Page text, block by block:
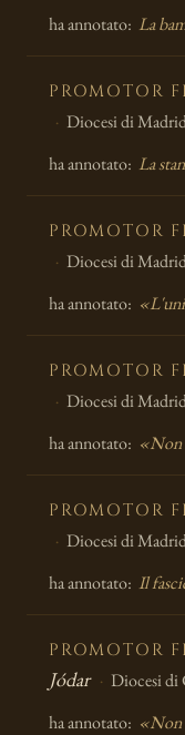
ha annotato: La
PROMOTOR
Diocesi di
ha annotato: La
PROMOTOR
Diocesi di
ha annotato:
PROMOTOR
Diocesi di
ha annotato: «Non
PROMOTOR
Diocesi di
ha annotato: Il
PROMOTOR
Jódar
Diocesi di
ha annotato: «Non